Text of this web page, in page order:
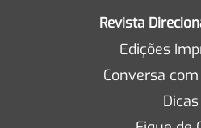
Revista
Edições
Conversa
Dicas